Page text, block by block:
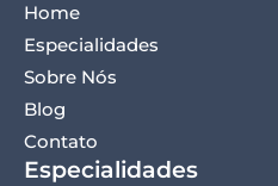
Home
Especialidades
Sobre Nós
Blog
Contato
Especialidades